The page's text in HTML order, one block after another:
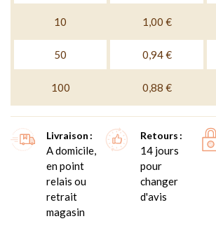
10 1,00 €
50 0,94 €
100 0,88 €
Livraison
A domicile,
en point
relais ou
retrait
magasin
Retours
14 jours
pour
changer
d'avis